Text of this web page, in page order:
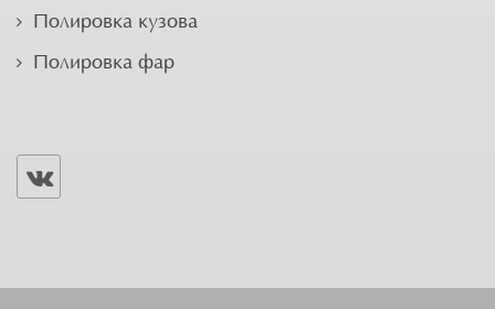
Полировка кузова
Полировка фар